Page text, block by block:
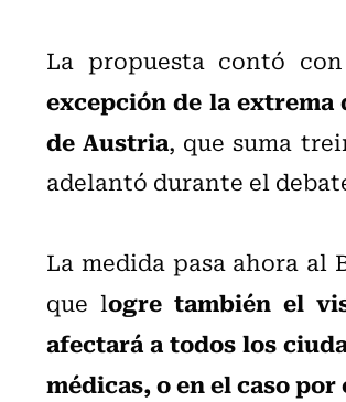
La propuesta contó
excepción de la
de Austria, que suma
adelantó durante el
La medida pasa ahora al
que logre también el
afectará a todos los
médicas, o en el caso